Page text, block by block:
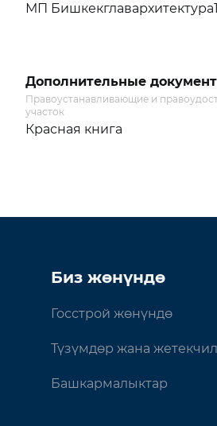
МП Бишкекглавархитектура
Дополнительные
Правоустанавливающие и
участок
Красная книга
Биз жөнүндө
Госстрой жөнүндө
Түзүмдөр жана
Башкармалыктар